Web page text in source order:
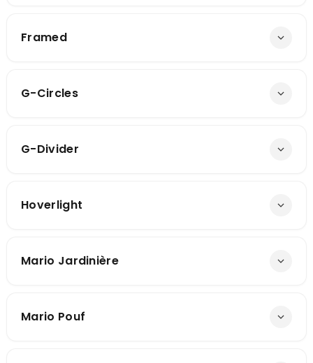
Framed
G-Circles
G-Divider
Hoverlight
Mario Jardinière
Mario Pouf